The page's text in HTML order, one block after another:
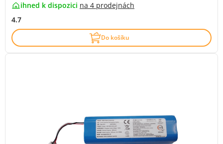
ihned k dispozici na 4 prodejnách
4.7
Do košíku